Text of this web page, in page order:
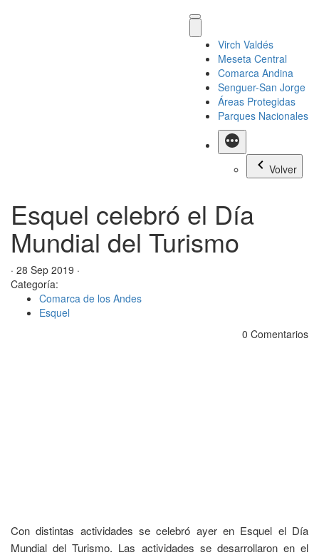
Virch Valdés
Meseta Central
Comarca Andina
Senguer-San Jorge
Áreas Protegidas
Parques Nacionales
Más
Volver
Esquel celebró el Día
Mundial del Turismo
· 28 Sep 2019 ·
Categoría:
Comarca de los Andes
Esquel
0 Comentarios
Con distintas actividades se celebró ayer en Esquel el Día
Mundial del Turismo. Las actividades se desarrollaron en el